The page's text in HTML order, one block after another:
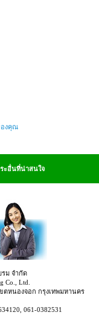
องคุณ
ะอื่นที่น่าสนใจ
ม จำกัด
Co., Ltd.
ตหนองจอก กรุงเทพมหานคร
061-0382531